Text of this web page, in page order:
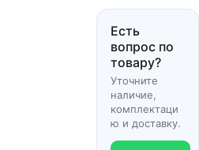
Есть
вопрос по
товару?
Уточните
наличие,
комплектаци
ю и доставку.